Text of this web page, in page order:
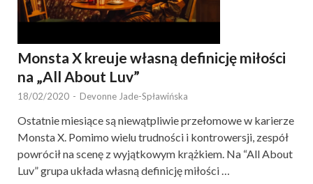
Monsta X kreuje własną definicję miłości
na „All About Luv”
18/02/2020 - Devonne Jade-Spławińska
Ostatnie miesiące są niewątpliwie przełomowe w karierze
Monsta X. Pomimo wielu trudności i kontrowersji, zespół
powrócił na scenę z wyjątkowym krążkiem. Na “All About
Luv” grupa układa własną definicję miłości …